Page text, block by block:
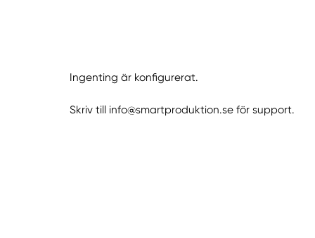
Ingenting är konfigurerat.
Skriv till info@smartproduktion.se för support.